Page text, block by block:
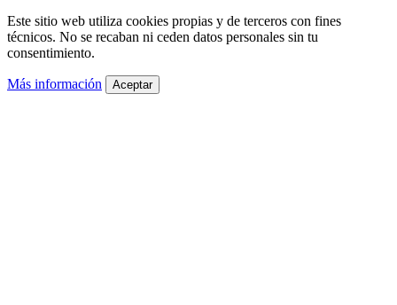
Este sitio web utiliza cookies propias y de terceros con fines
técnicos. No se recaban ni ceden datos personales sin tu
consentimiento.
Más información Aceptar